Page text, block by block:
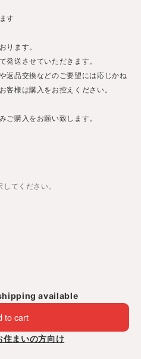
す
ります。
発送させていただきます。
返品交換などのご要望には応じかね
客様は購入をお控えください。
ご購入をお願い致します。
てください。
available
to cart
住まいの方向け